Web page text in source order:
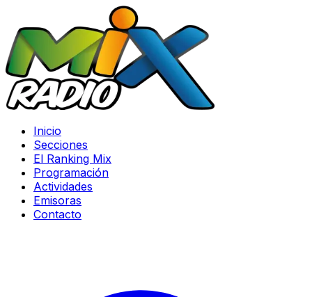
Inicio
Secciones
El Ranking Mix
Programación
Actividades
Emisoras
Contacto